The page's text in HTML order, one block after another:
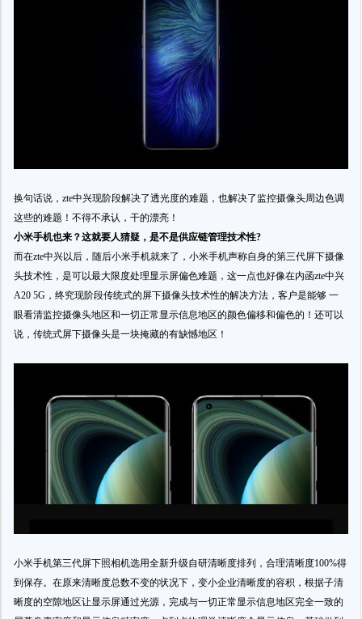
换句话说，zte中兴现阶段解决了透光度的难题，也解决了监控摄像头周边色调
这些的难题！不得不承认，干的漂亮！
小米手机也来？这就要人猜疑，是不是供应链管理技术性?
而在zte中兴以后，随后小米手机就来了，小米手机声称自身的第三代屏下摄像
头技术性，是可以最大限度处理显示屏偏色难题，这一点也好像在内函zte中兴
A20 5G，终究现阶段传统式的屏下摄像头技术性的解决方法，客户是能够 一
眼看清监控摄像头地区和一切正常显示信息地区的颜色偏移和偏色的！还可以
说，传统式屏下摄像头是一块掩藏的有缺憾地区！
小米手机第三代屏下照相机选用全新升级自研清晰度排列，合理清晰度100%得
到保存。在原来清晰度总数不变的状况下，变小企业清晰度的容积，根据子清
晰度的空隙地区让显示屏通过光源，完成与一切正常显示信息地区完全一致的